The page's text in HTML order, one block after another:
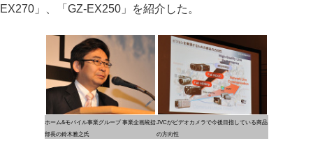
EX270」、「GZ-EX250」を紹介した。
ホーム&モバイル事業グループ 事業企画統括
部長の鈴木雅之氏
JVCがビデオカメラで今後目指している商品
の方向性